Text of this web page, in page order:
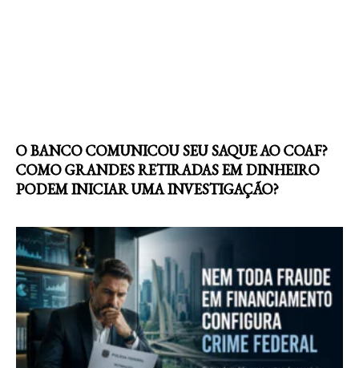
O BANCO COMUNICOU SEU SAQUE AO COAF?
COMO GRANDES RETIRADAS EM DINHEIRO
PODEM INICIAR UMA INVESTIGAÇÃO?